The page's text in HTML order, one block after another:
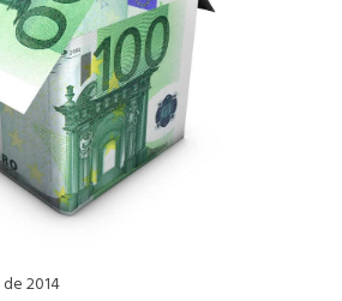
2014